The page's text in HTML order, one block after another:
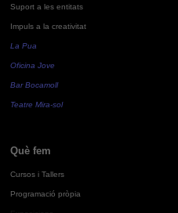
Suport a les entitats
Impuls a la creativitat
La Pua
Oficina Jove
Bar Bocamoll
Teatre Mira-sol
Què fem
Cursos i Tallers
Programació pròpia